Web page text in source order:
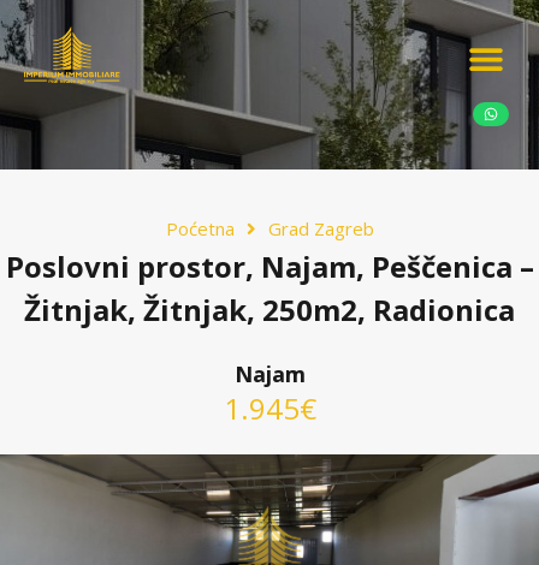
Poćetna Grad Zagreb
Poslovni prostor, Najam, Peščenica –
Žitnjak, Žitnjak, 250m2, Radionica
Najam
1.945€